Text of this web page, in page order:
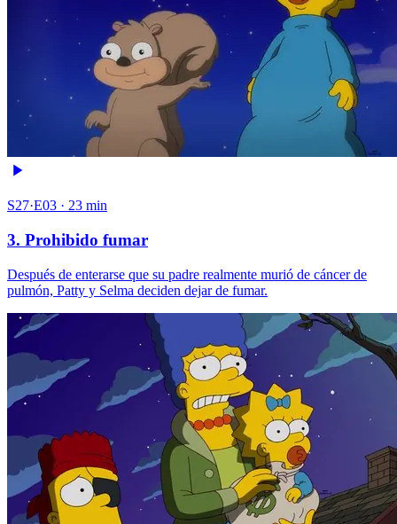
S27·E03 · 23 min
3. Prohibido fumar
Después de enterarse que su padre realmente murió de cáncer de
pulmón, Patty y Selma deciden dejar de fumar.